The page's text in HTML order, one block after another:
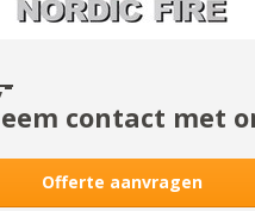
contact met
Offerte aanvragen